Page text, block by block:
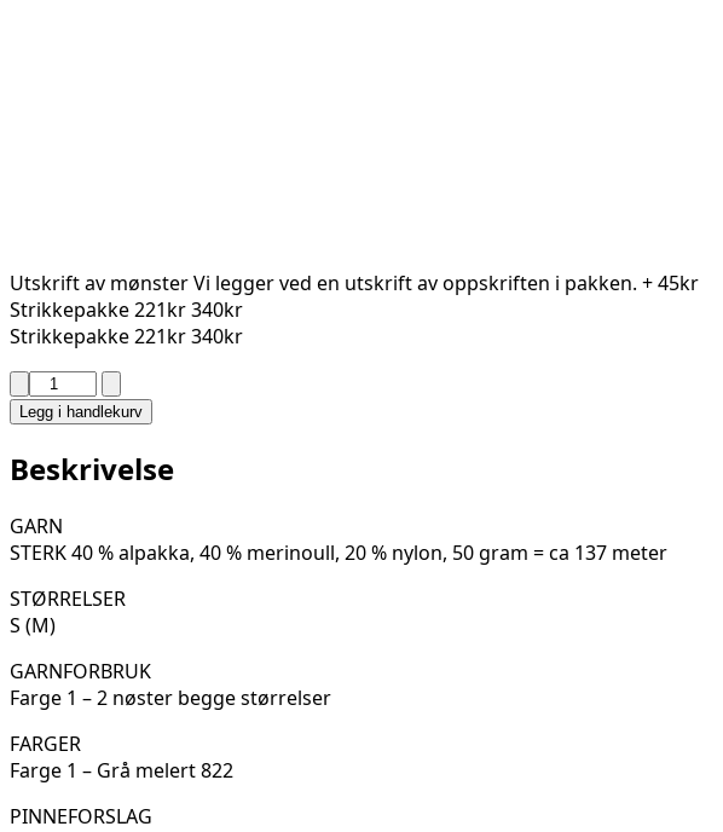
Utskrift av mønsterVi legger ved en utskrift av oppskriften i pakken. + 45kr
Strikkepakke221kr340kr
Strikkepakke221kr340kr
JOMFRULAND
VOTTER
BY
ØYUNN
KROGH
06-
15
antall
Legg i handlekurv
Beskrivelse
GARN
STERK 40 % alpakka, 40 % merinoull, 20 % nylon, 50 gram = ca 137 meter
STØRRELSER
S (M)
GARNFORBRUK
Farge 1 – 2 nøster begge størrelser
FARGER
Farge 1 – Grå melert 822
PINNEFORSLAG